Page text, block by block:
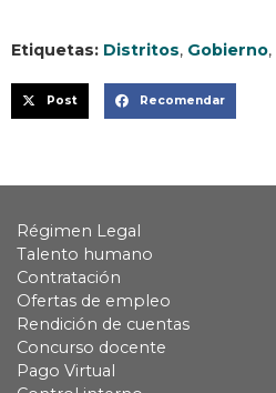
Etiquetas: Distritos, Gobierno,
Post Recomendar
Régimen Legal
Talento humano
Contratación
Ofertas de empleo
Rendición de cuentas
Concurso docente
Pago Virtual